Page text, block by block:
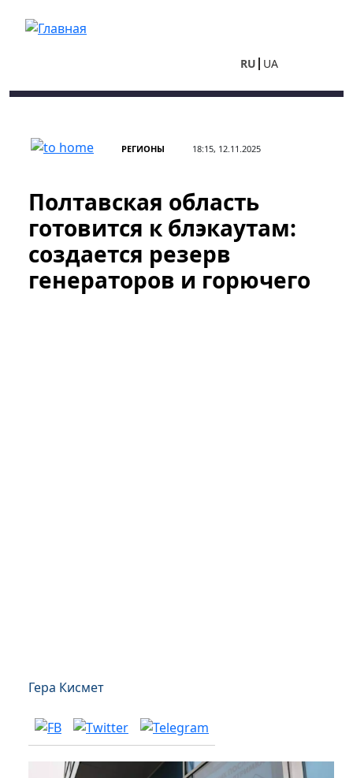
RU UA
РЕГИОНЫ 18:15, 12.11.2025
Полтавская область
готовится к блэкаутам:
создается резерв
генераторов и горючего
Гера Кисмет